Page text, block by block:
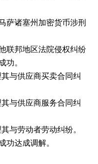
萨诸塞州加密货币涉刑
联邦地区法院侵权纠纷
功。
与供应商买卖合同纠
与供应商服务合同纠
与劳动者劳动纠纷。
功达成调解。